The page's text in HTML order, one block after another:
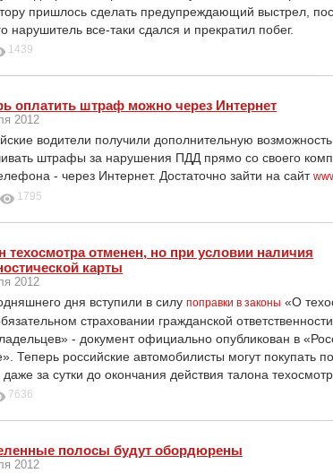
пришлось сделать предупреждающий выстрел,
нарушитель все-таки сдался и прекратил побег.
1439
оплатить штраф можно через Интернет
2012
водители получили дополнительную возможность
штрафы за нарушения ПДД прямо со своего
- через Интернет. Достаточно зайти на сайт
1795
техосмотра отменен, но при условии наличия
карты
2012
дня вступили в силу поправки в законы «О
страховании гражданской ответственности
- документ официально опубликован в
Теперь российские автомобилисты могут покупать
за сутки до окончания действия талона
7636
полосы будут обордюрены
2012